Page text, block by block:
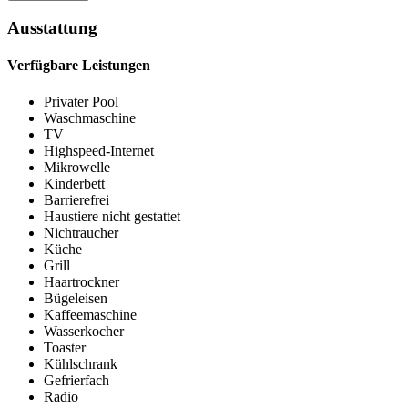
Ausstattung
Verfügbare Leistungen
Privater Pool
Waschmaschine
TV
Highspeed-Internet
Mikrowelle
Kinderbett
Barrierefrei
Haustiere nicht gestattet
Nichtraucher
Küche
Grill
Haartrockner
Bügeleisen
Kaffeemaschine
Wasserkocher
Toaster
Kühlschrank
Gefrierfach
Radio